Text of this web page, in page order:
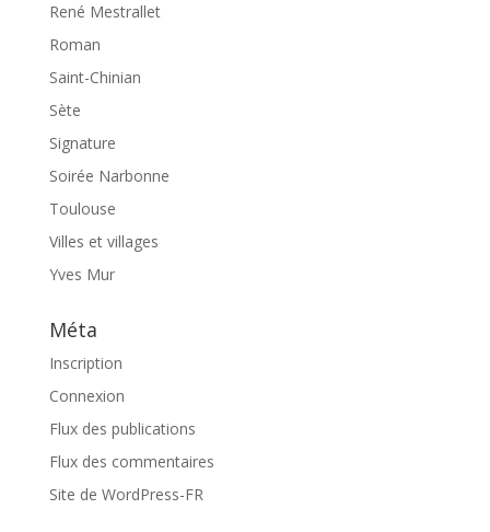
René Mestrallet
Roman
Saint-Chinian
Sète
Signature
Soirée Narbonne
Toulouse
Villes et villages
Yves Mur
Méta
Inscription
Connexion
Flux des publications
Flux des commentaires
Site de WordPress-FR